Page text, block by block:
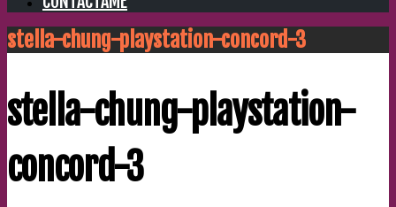
stella-chung-playstation-concord-3
stella-chung-playstation-
concord-3